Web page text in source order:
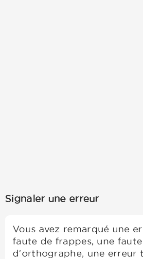
Signaler une erreur
Vous avez remarqué une
faute de frappes, une faute
d'orthographe, une erreur